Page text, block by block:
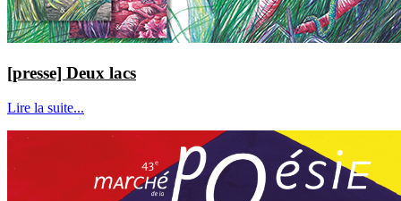
[presse] Deux lacs
Lire la suite...